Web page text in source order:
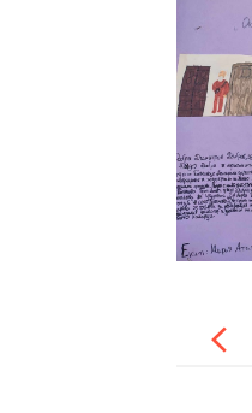
navigation